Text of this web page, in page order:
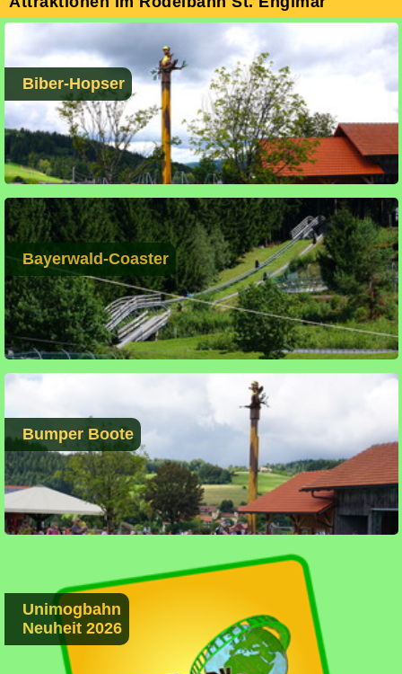
Biber-Hopser
Bayerwald-Coaster
Bumper Boote
Unimogbahn
Neuheit 2026